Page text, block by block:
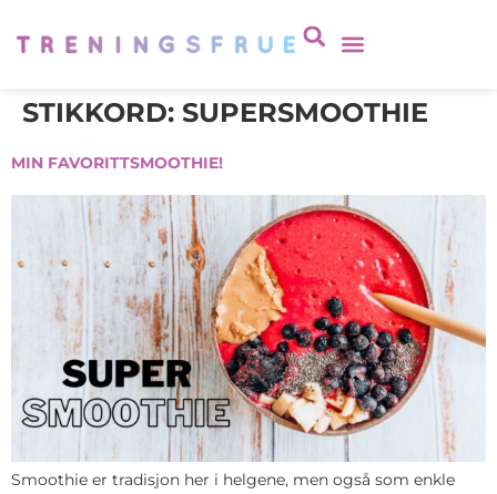
STIKKORD: SUPERSMOOTHIE
MIN FAVORITTSMOOTHIE!
Smoothie er tradisjon her i helgene, men også som enkle